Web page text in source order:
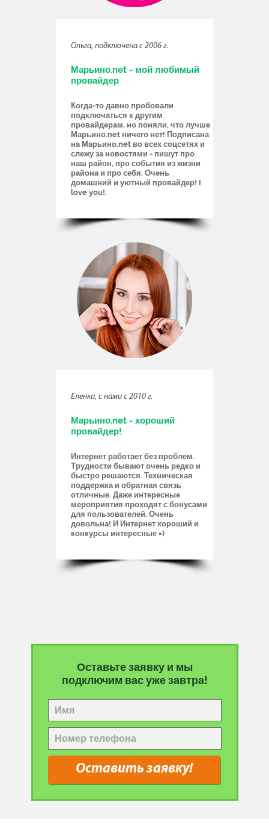
Ольга, подключена с 2006 г.
Марьино.net - мой любимый
провайдер
Когда-то давно пробовали
подключаться к другим
провайдерам, но поняли, что лучше
Марьино.net ничего нет! Подписана
на Марьино.net во всех соцсетях и
слежу за новостями - пишут про
наш район, про события из жизни
района и про себя. Очень
домашний и уютный провайдер! I
love you!.
Еленка, с нами с 2010 г.
Марьино.net - хороший
провайдер!
Интернет работает без проблем.
Трудности бывают очень редко и
быстро решаются. Техническая
поддержка и обратная связь
отличные. Даже интересные
мероприятия проходят с бонусами
для пользователей. Очень
довольна! И Интернет хороший и
конкурсы интересные =)
Оставьте заявку и мы
подключим вас уже завтра!
Оставить заявку!